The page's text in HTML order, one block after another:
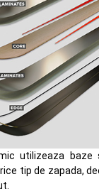
utilizeaza baze
tip de zapada,